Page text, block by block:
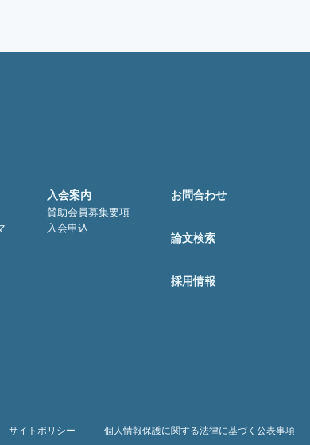
入会案内
賛助会員募集要項
入会申込
お問合わせ
論文検索
採用情報
サイトポリシー 個人情報保護に関する法律に基づく公表事項